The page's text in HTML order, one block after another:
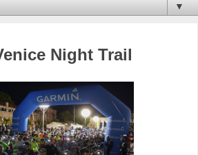
▼
Night Trail